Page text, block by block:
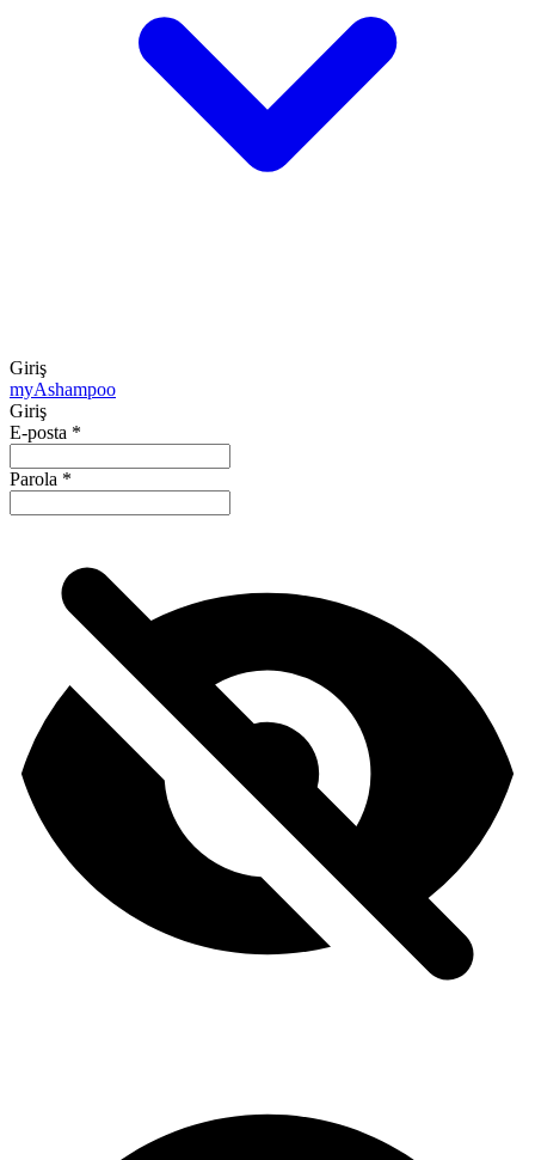
Giriş
myAshampoo
Giriş
E-posta *
Parola *